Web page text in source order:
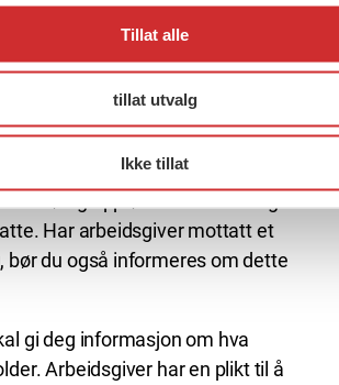
Tillat alle
tillat utvalg
Ikke tillat
varsel mot meg, hva gjør
på, har noen rettigheter som
For det første har man som
fult forsvarlig arbeidsmiljø. Du skal
Har arbeidsgiver mottatt et
bør du også informeres om dette
gi deg informasjon om hva
Arbeidsgiver har en plikt til å